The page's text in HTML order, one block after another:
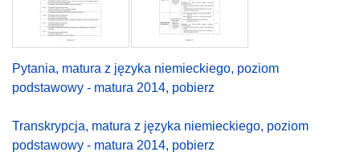
Pytania, matura z języka niemieckiego, poziom
podstawowy - matura 2014, pobierz
Transkrypcja, matura z języka niemieckiego, poziom
podstawowy - matura 2014, pobierz